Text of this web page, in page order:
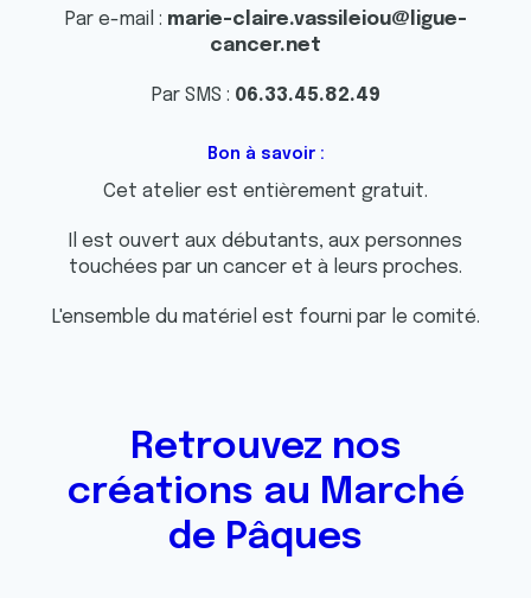
Par e-mail : marie-claire.vassileiou@ligue-
cancer.net
Par SMS : 06.33.45.82.49
Bon à savoir :
Cet atelier est entièrement gratuit.
Il est ouvert aux débutants, aux personnes
touchées par un cancer et à leurs proches.
L'ensemble du matériel est fourni par le comité.
Retrouvez nos
créations au Marché
de Pâques